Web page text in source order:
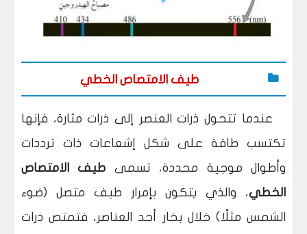
طيف الامتصاص الخطي
عندما تتحول ذرات العنصر إلى ذرات مثارة، فإنها
تكتسب طاقة على شكل إشعاعات ذات ترددات
وأطوال موجية محددة، تسمى طيف الامتصاص
الخطي، والذي يتكون بإمرار طيف متصل (ضوء
الشمس مثلًا) خلال بخار أحد العناصر، فتمتص ذرات